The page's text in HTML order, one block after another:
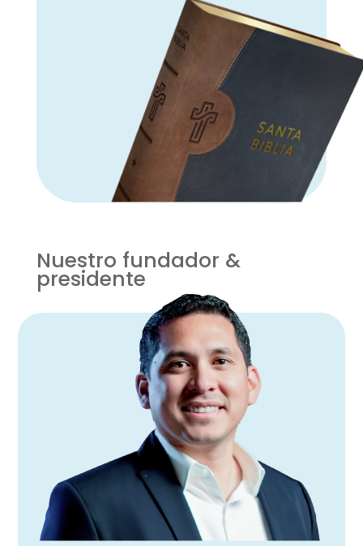
Nuestro fundador &
presidente